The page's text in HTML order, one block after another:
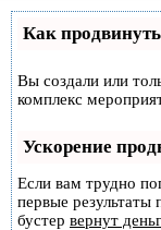
Как
Вы создали или
комплекс
Ускорение
Если вам трудно
первые
бустер вернут